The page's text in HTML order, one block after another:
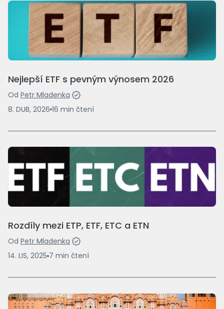
Nejlepší ETF s pevným výnosem 2026
Od Petr Mladenka
8. DUB, 2026 16 min čtení
Rozdíly mezi ETP, ETF, ETC a ETN
Od Petr Mladenka
14. LIS, 2025 7 min čtení